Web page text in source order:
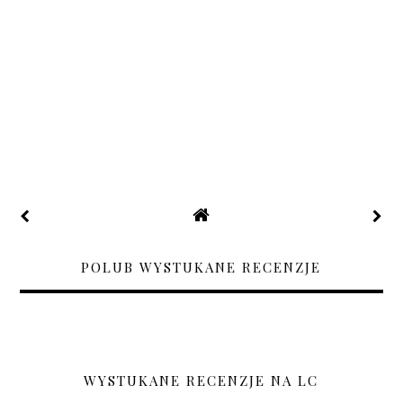
POLUB WYSTUKANE RECENZJE
WYSTUKANE RECENZJE NA LC